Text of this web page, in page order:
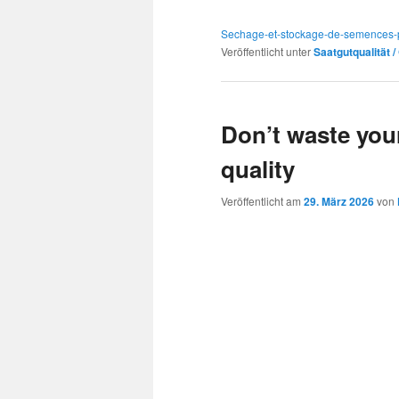
Sechage-et-stockage-de-
Veröffentlicht unterSaatgutqualität
Don’t waste
quality
Veröffentlicht am 29. März 2026von